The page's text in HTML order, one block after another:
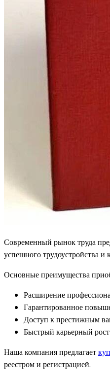
Современный рынок труда
успешного трудоустройства и
Основные преимущества
Расширение
Гарантированное
Доступ к престижным
Быстрый карьерный рост
Наша компания предлагает
реестром и регистрацией.